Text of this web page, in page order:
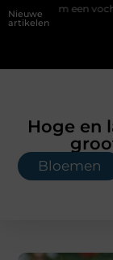
Nieuwe
artikelen
een
Hoge en
Bloemen